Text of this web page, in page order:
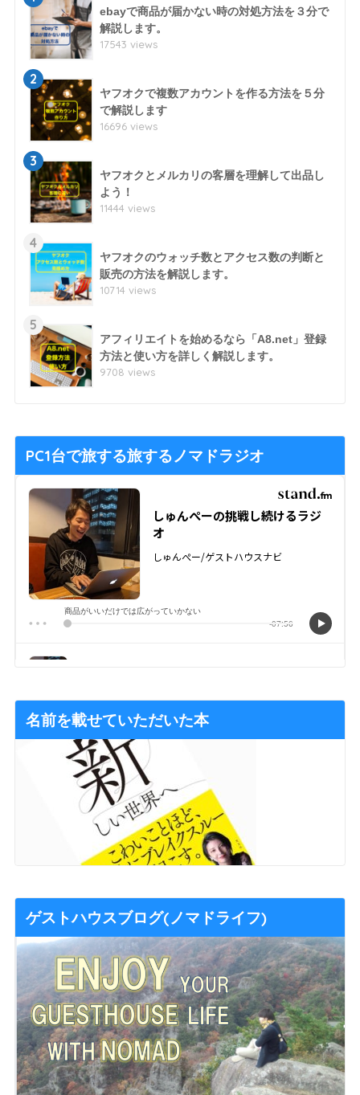
ebayで商品が届かない時の対処方法を３分で
解説します。
17543 views
2
ヤフオクで複数アカウントを作る方法を５分
で解説します
16696 views
3
ヤフオクとメルカリの客層を理解して出品し
よう！
11444 views
4
ヤフオクのウォッチ数とアクセス数の判断と
販売の方法を解説します。
10714 views
5
アフィリエイトを始めるなら「A8.net」登録
方法と使い方を詳しく解説します。
9708 views
PC1台で旅する旅するノマドラジオ
名前を載せていただいた本
ゲストハウスブログ(ノマドライフ)